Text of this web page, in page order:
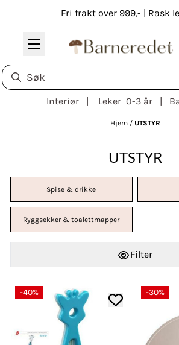
Hopp til innholdFri frakt over 999,- | Rask
Interiør | Leker 0-3 år |
Hjem / UTSTYR
UTSTYR
Spise & drikke
Ryggsekker & toalettmapper
Filter
-40% -30%